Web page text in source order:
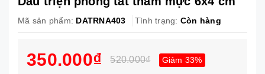
Mã sản phẩm: DATRNA403 Tình trạng: Còn hàng
350.000₫ 520.000₫ Giảm 33%